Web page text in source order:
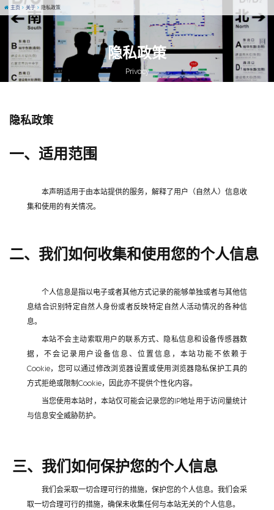
隐私政策
Privacy
主页 关于 隐私政策
隐私政策
一、适用范围
本声明适用于由本站提供的服务，解释了用户（自然人）信息收
集和使用的有关情况。
二、我们如何收集和使用您的个人信息
个人信息是指以电子或者其他方式记录的能够单独或者与其他信
息结合识别特定自然人身份或者反映特定自然人活动情况的各种信
息。
本站不会主动索取用户的联系方式、隐私信息和设备传感器数
据，不会记录用户设备信息、位置信息，本站功能不依赖于
Cookie，您可以通过修改浏览器设置或使用浏览器隐私保护工具的
方式拒绝或限制Cookie，因此亦不提供个性化内容。
当您使用本站时，本站仅可能会记录您的IP地址用于访问量统计
与信息安全威胁防护。
三、我们如何保护您的个人信息
我们会采取一切合理可行的措施，保护您的个人信息。我们会采
取一切合理可行的措施，确保未收集任何与本站无关的个人信息。